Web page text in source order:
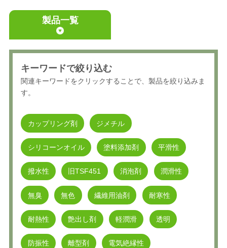
製品一覧
キーワードで絞り込む
関連キーワードをクリックすることで、製品を絞り込みま
す。
カップリング剤 ジメチル
シリコーンオイル 塗料添加剤 平滑性
撥水性 旧TSF451 消泡剤 潤滑性
無臭 無色 繊維用油剤 耐寒性
耐熱性 艶出し剤 軽潤滑 透明
防振性 離型剤 電気絶縁性